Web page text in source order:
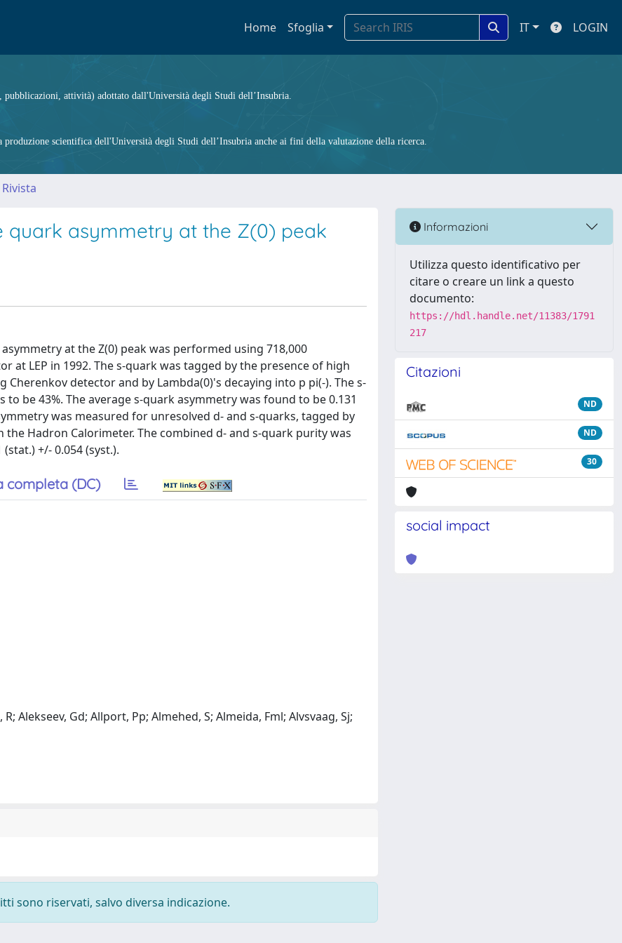
Home Sfoglia IT LOGIN
attività) adottato dall'Università degli Studi dell’Insubria.
scientifica dell'Università degli Studi dell’Insubria anche ai fini della valutazione della ricerca.
quark asymmetry at the Z(0) peak
at the Z(0) peak was performed using 718,000
at LEP in 1992. The s-quark was tagged by the presence of high
detector and by Lambda(0)'s decaying into p pi(-). The s-
be 43%. The average s-quark asymmetry was found to be 0.131
was measured for unresolved d- and s-quarks, tagged by
Hadron Calorimeter. The combined d- and s-quark purity was
+/- 0.054 (syst.).
completa (DC)
Alekseev, Gd; Allport, Pp; Almehed, S; Almeida, Fml; Alvsvaag, Sj;
sono riservati, salvo diversa indicazione.
Informazioni
Utilizza questo identificativo per
citare o creare un link a questo
documento:
https://hdl.handle.net/11383/1791
217
Citazioni
ND
ND
30
social impact